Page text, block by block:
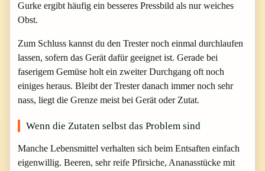
Gurke ergibt häufig ein besseres Pressbild als nur weiches
Obst.
Zum Schluss kannst du den Trester noch einmal durchlaufen
lassen, sofern das Gerät dafür geeignet ist. Gerade bei
faserigem Gemüse holt ein zweiter Durchgang oft noch
einiges heraus. Bleibt der Trester danach immer noch sehr
nass, liegt die Grenze meist bei Gerät oder Zutat.
Wenn die Zutaten selbst das Problem sind
Manche Lebensmittel verhalten sich beim Entsaften einfach
eigenwillig. Beeren, sehr reife Pfirsiche, Ananasstücke mit